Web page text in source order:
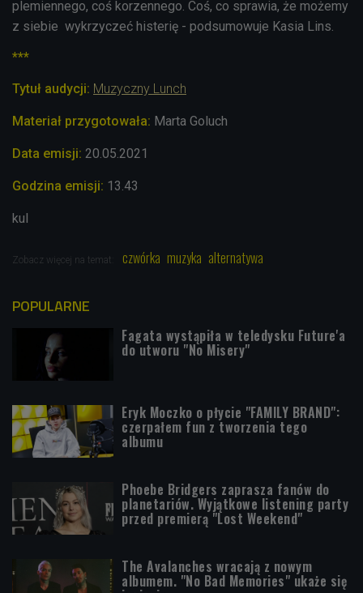
plemiennego, coś korzennego. Coś, co sprawia, że możemy
z siebie wykrzyczeć histerię - podsumowuje Kasia Lins.
***
Tytuł audycji: Muzyczny Lunch
Materiał przygotowała: Marta Goluch
Data emisji: 20.05.2021
Godzina emisji: 13.43
kul
Zobacz więcej na temat: czwórka muzyka alternatywa
POPULARNE
Fagata wystąpiła w teledysku Future'a
do utworu "No Misery"
Eryk Moczko o płycie "FAMILY BRAND":
czerpałem fun z tworzenia tego
albumu
Phoebe Bridgers zaprasza fanów do
planetariów. Wyjątkowe listening party
przed premierą "Lost Weekend"
The Avalanches wracają z nowym
albumem. "No Bad Memories" ukaże się